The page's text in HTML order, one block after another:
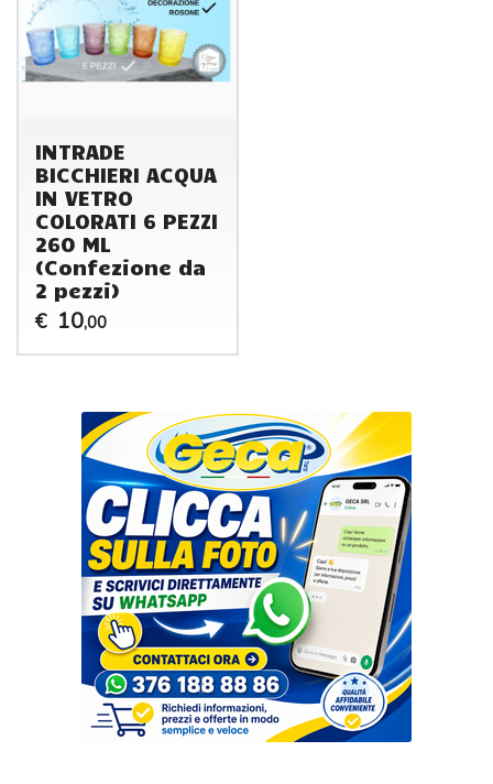
INTRADE
BICCHIERI ACQUA
IN VETRO
COLORATI 6 PEZZI
260 ML
(Confezione da
2 pezzi)
€ 10,00